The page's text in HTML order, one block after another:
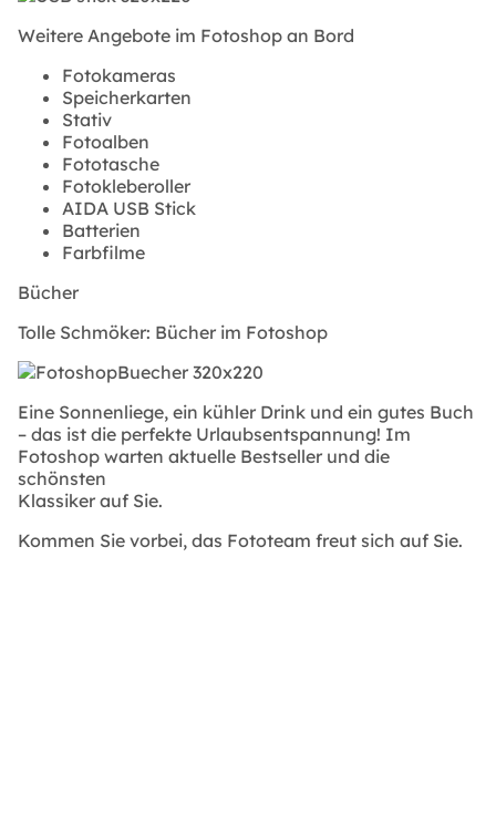
Weitere Angebote im Fotoshop an Bord
Fotokameras
Speicherkarten
Stativ
Fotoalben
Fototasche
Fotokleberoller
AIDA USB Stick
Batterien
Farbfilme
Bücher
Tolle Schmöker: Bücher im Fotoshop
Eine Sonnenliege, ein kühler Drink und ein gutes Buch
– das ist die perfekte Urlaubsentspannung! Im
Fotoshop warten aktuelle Bestseller und die
schönsten
Klassiker auf Sie.
Kommen Sie vorbei, das Fototeam freut sich auf Sie.